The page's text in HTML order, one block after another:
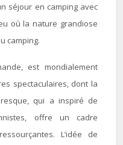
séjour en camping avec
où la nature grandiose
camping.
est mondialement
spectaculaires, dont la
qui a inspiré de
offre un cadre
L’idée de